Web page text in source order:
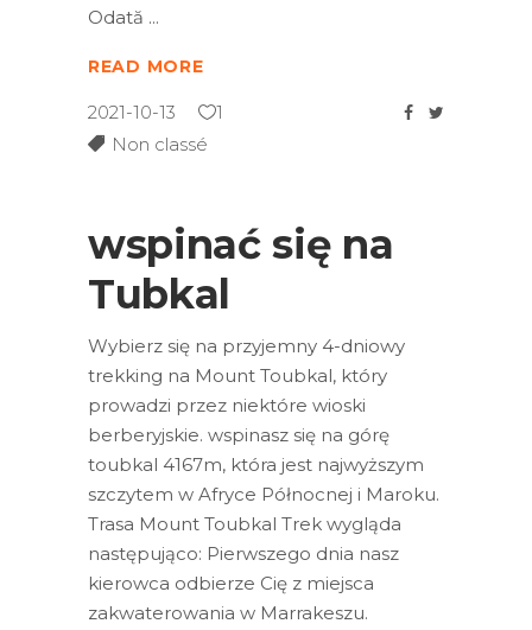
Odată
READ MORE
2021-10-13
1
Non classé
wspinać się na
Tubkal
Wybierz się na przyjemny 4-dniowy
trekking na Mount Toubkal, który
prowadzi przez niektóre wioski
berberyjskie. wspinasz się na górę
toubkal 4167m, która jest najwyższym
szczytem w Afryce Północnej i Maroku.
Trasa Mount Toubkal Trek wygląda
następująco: Pierwszego dnia nasz
kierowca odbierze Cię z miejsca
zakwaterowania w Marrakeszu.